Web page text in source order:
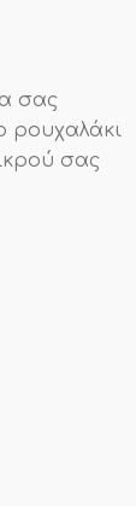
σας
ρουχαλάκι
σας